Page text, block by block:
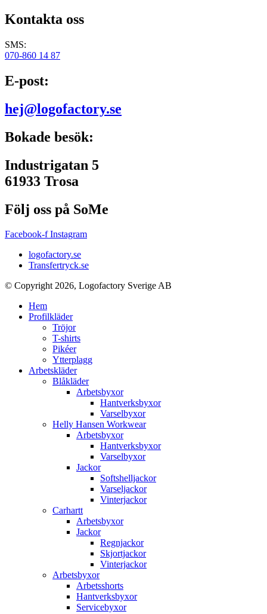
Kontakta oss
SMS:
070-860 14 87
E-post:
hej@logofactory.se
Bokade besök:
Industrigatan 5
61933 Trosa
Följ oss på SoMe
Facebook-f Instagram
logofactory.se
Transfertryck.se
© Copyright 2026, Logofactory Sverige AB
Hem
Profilkläder
Tröjor
T-shirts
Pikéer
Ytterplagg
Arbetskläder
Blåkläder
Arbetsbyxor
Hantverksbyxor
Varselbyxor
Helly Hansen Workwear
Arbetsbyxor
Hantverksbyxor
Varselbyxor
Jackor
Softshelljackor
Varseljackor
Vinterjackor
Carhartt
Arbetsbyxor
Jackor
Regnjackor
Skjortjackor
Vinterjackor
Arbetsbyxor
Arbetsshorts
Hantverksbyxor
Servicebyxor